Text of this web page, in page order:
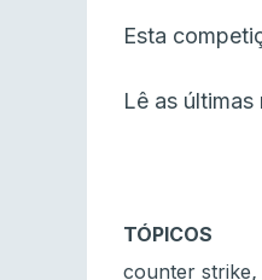
Esta
Lê as
TÓPICOS
counter strike,